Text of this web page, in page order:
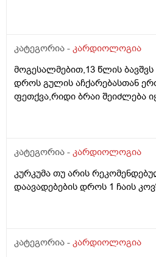
კატეგორია - კარდიოლოგია
მოგესალმებით,13 წლის
დროს გულის აჩქარებასთან
ფეთქვა,რიდი ბრაი შეიძლება
კატეგორია - კარდიოლოგია
კურკუმა თუ არის
დაავადებების დროს 1 ჩაის
კატეგორია - კარდიოლოგია